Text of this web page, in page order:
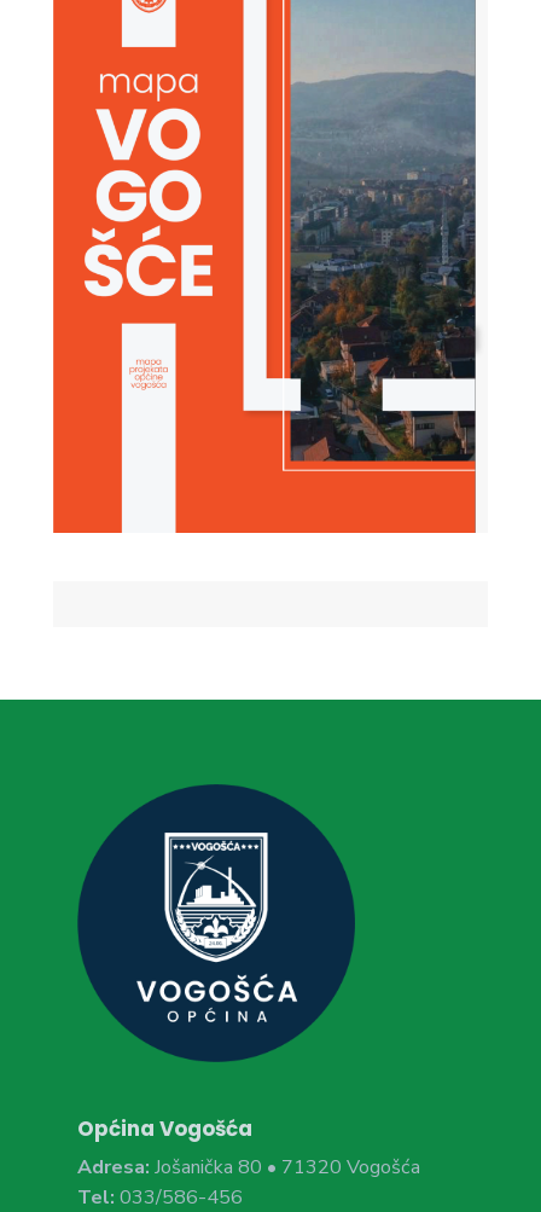
Općina Vogošća
Adresa: Jošanička 80 • 71320 Vogošća
Tel: 033/586-456